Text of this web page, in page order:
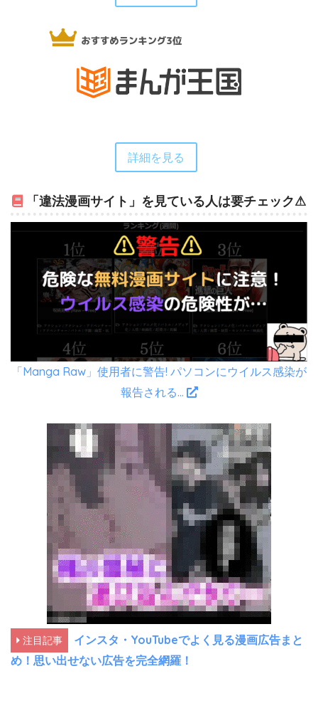
詳細を見る
「違法漫画サイト」を見ている人は要チェック⚠
「Manga Raw」使用者に警告! パソコンにウイルス感染が
報告される…
注目記事
インスタ・YouTubeでよく見る漫画広告まと
め！思い出せない広告を完全網羅！